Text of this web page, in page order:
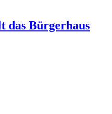
Bürgerhaus